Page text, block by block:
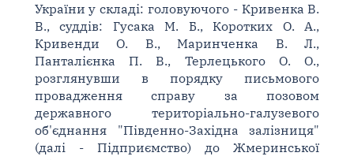
України у складі: головуючого - Кривенка В.
В., суддів: Гусака М. Б., Коротких О. А.,
Кривенди О. В., Маринченка В. Л.,
Панталієнка П. В., Терлецького О. О.,
розглянувши в порядку письмового
провадження справу за позовом
державного територіально-галузевого
об'єднання "Південно-Західна залізниця"
(далі - Підприємство) до Жмеринської